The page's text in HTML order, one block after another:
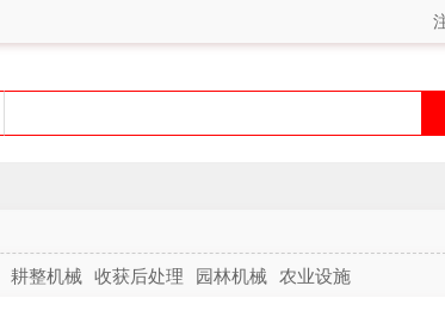
耕整机械 收获后处理 园林机械 农业设施